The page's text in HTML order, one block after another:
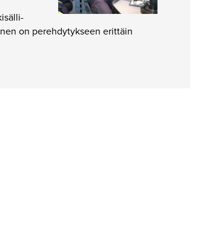
on perehdytykseen erittäin